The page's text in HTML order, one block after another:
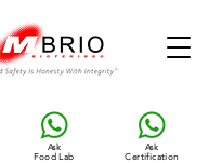
Ask
Food Lab
Ask
Certification